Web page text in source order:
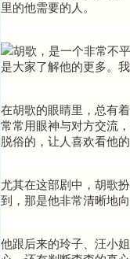
里的他需要的人。
胡歌，是一个非常不
是大家了解他的更多。我
在胡歌的眼睛里，总有
常常用眼神与对方交流
脱俗的，让人喜欢看他
尤其在这部剧中，胡歌
到，那是他非常清晰地
他跟后来的玲子、汪小